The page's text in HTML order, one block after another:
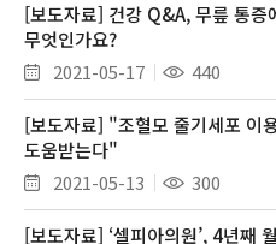
[보도자료] 건강 Q&A, 무릎 통증
무엇인가요?
2021-05-17
440
[보도자료] "조혈모 줄기세포 이
도움받는다"
2021-05-13
300
[보도자료] ‘셀피아의원’, 4년째